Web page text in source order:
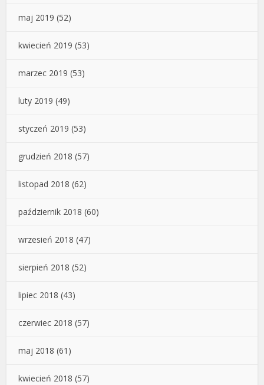
maj 2019 (52)
kwiecień 2019 (53)
marzec 2019 (53)
luty 2019 (49)
styczeń 2019 (53)
grudzień 2018 (57)
listopad 2018 (62)
październik 2018 (60)
wrzesień 2018 (47)
sierpień 2018 (52)
lipiec 2018 (43)
czerwiec 2018 (57)
maj 2018 (61)
kwiecień 2018 (57)